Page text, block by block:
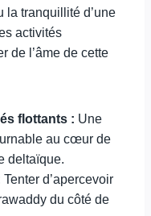
la tranquillité d’une
activités
de l’âme de cette
flottants : Une
au cœur de
deltaïque.
Tenter d’apercevoir
du côté de